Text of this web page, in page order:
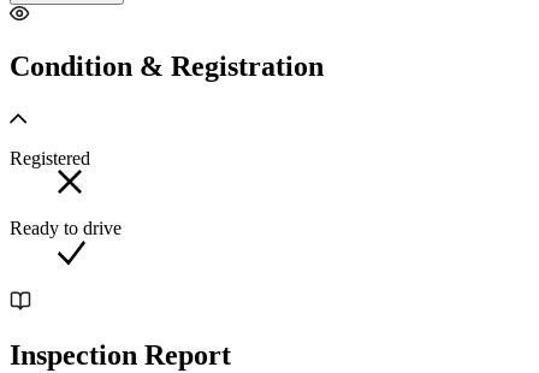
Condition & Registration
Registered
Ready to drive
Inspection Report